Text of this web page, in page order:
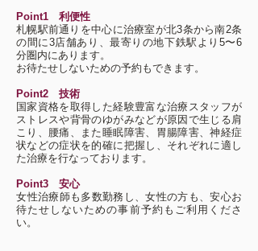
Point1 利便性
札幌駅前通りを中心に治療室が北3条から南2条
の間に3店舗あり、最寄りの地下鉄駅より5〜6
分圏内にあります。
お待たせしないための予約もできます。
Point2 技術
国家資格を取得した経験豊富な治療スタッフが
ストレスや背骨のゆがみなどが原因で生じる肩
こり、腰痛、また睡眠障害、胃腸障害、神経症
状などの症状を的確に把握し、それぞれに適し
た治療を行なっております。
Point3 安心
​女性治療師も多数勤務し、女性の方も、安心お
待たせしないための事前予約もご利用くださ
い。